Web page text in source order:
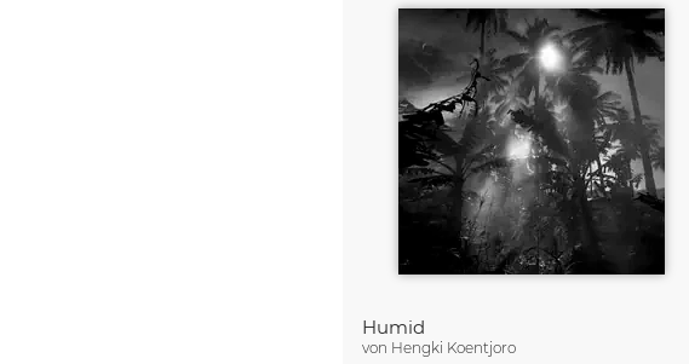
Humid
von Hengki Koentjoro